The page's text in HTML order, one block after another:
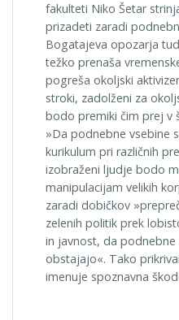
fakulteti Niko Šetar
prizadeti zaradi
Bogatajeva opozarja
težko prenaša
pogreša okoljski
stroki, zadolženi za
bodo premiki čim prej v
»Da podnebne vsebine
kurikulum pri različnih
izobraženi ljudje bodo
manipulacijam velikih
zaradi dobičkov
zelenih politik prek
in javnost, da
obstajajo«. Tako
imenuje spoznavna